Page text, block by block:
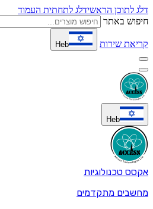
דלג לתוכן הראשידלג לתחתית העמוד
חיפוש באתר
קריאת שירות Heb
Heb
אקסס טכנולוגיות
מחשבים מתקדמים